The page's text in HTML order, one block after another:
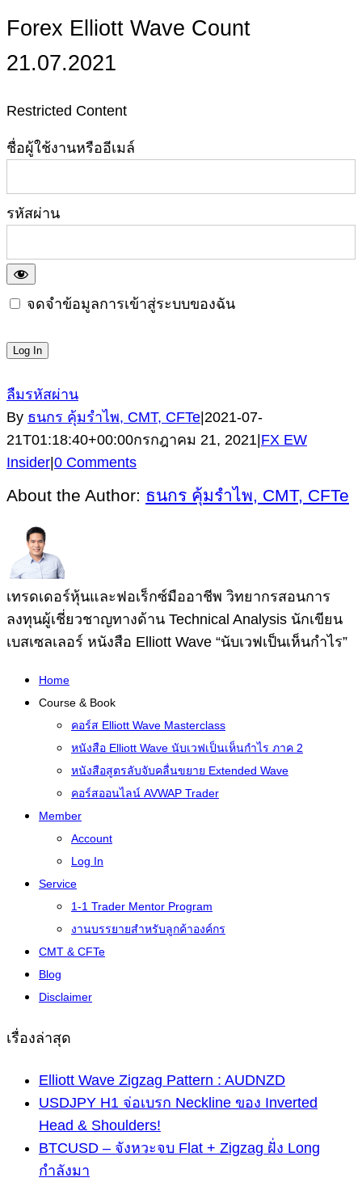
Forex Elliott Wave Count
21.07.2021
Restricted Content
ชื่อผู้ใช้งานหรืออีเมล์
รหัสผ่าน
จดจำข้อมูลการเข้าสู่ระบบของฉัน
ลืมรหัสผ่าน
By ธนกร คุ้มรำไพ, CMT, CFTe|2021-07-
21T01:18:40+00:00กรกฎาคม 21, 2021|FX EW
Insider|0 Comments
About the Author: ธนกร คุ้มรำไพ, CMT, CFTe
เทรดเดอร์หุ้นและฟอเร็กซ์มืออาชีพ วิทยากรสอนการ
ลงทุนผู้เชี่ยวชาญทางด้าน Technical Analysis นักเขียน
เบสเซลเลอร์ หนังสือ Elliott Wave “นับเวฟเป็นเห็นกำไร”
Home
Course & Book
คอร์ส Elliott Wave Masterclass
หนังสือ Elliott Wave นับเวฟเป็นเห็นกำไร ภาค 2
หนังสือสูตรลับจับคลื่นขยาย Extended Wave
คอร์สออนไลน์ AVWAP Trader
Member
Account
Log In
Service
1-1 Trader Mentor Program
งานบรรยายสำหรับลูกค้าองค์กร
CMT & CFTe
Blog
Disclaimer
เรื่องล่าสุด
Elliott Wave Zigzag Pattern : AUDNZD
USDJPY H1 จ่อเบรก Neckline ของ Inverted
Head & Shoulders!
BTCUSD – จังหวะจบ Flat + Zigzag ฝั่ง Long
กำลังมา